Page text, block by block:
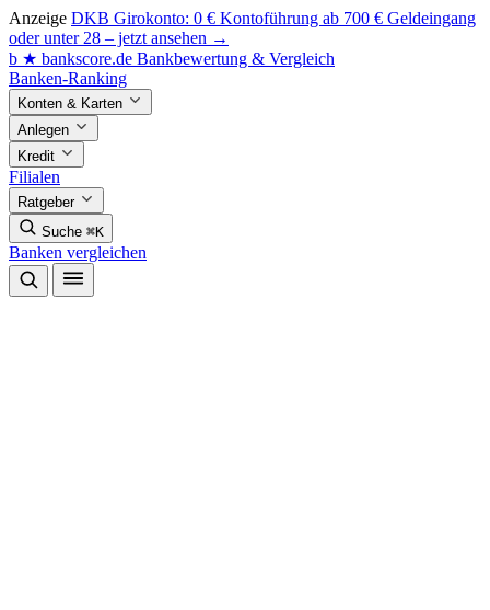
Anzeige DKB Girokonto: 0 € Kontoführung ab 700 € Geldeingang
oder unter 28 – jetzt ansehen →
b ★ bankscore.de Bankbewertung & Vergleich
Banken-Ranking
Konten & Karten
Anlegen
Kredit
Filialen
Ratgeber
Suche ⌘K
Banken vergleichen